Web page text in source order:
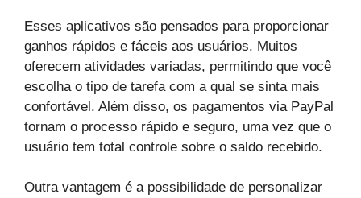
Esses aplicativos são pensados para proporcionar
ganhos rápidos e fáceis aos usuários. Muitos
oferecem atividades variadas, permitindo que você
escolha o tipo de tarefa com a qual se sinta mais
confortável. Além disso, os pagamentos via PayPal
tornam o processo rápido e seguro, uma vez que o
usuário tem total controle sobre o saldo recebido.
Outra vantagem é a possibilidade de personalizar